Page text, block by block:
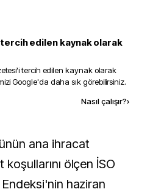
edilen kaynak olarak
'i tercih edilen kaynak olarak
Google'da daha sık görebilirsiniz.
Nasıl çalışır?›
ölçen İSO
Endeksi'nin haziran